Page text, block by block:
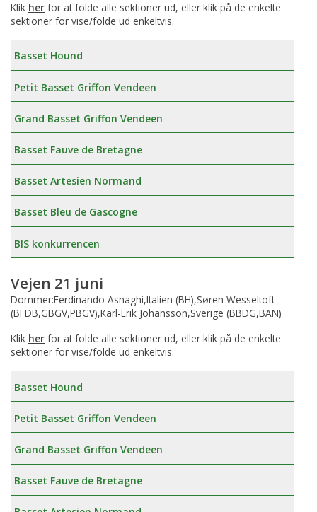
Klik her for at folde alle sektioner ud, eller klik på de enkelte
sektioner for vise/folde ud enkeltvis.
Basset Hound
Petit Basset Griffon Vendeen
Grand Basset Griffon Vendeen
Basset Fauve de Bretagne
Basset Artesien Normand
Basset Bleu de Gascogne
BIS konkurrencen
Vejen 21 juni
Dommer:Ferdinando Asnaghi,Italien (BH),Søren Wesseltoft
(BFDB,GBGV,PBGV),Karl-Erik Johansson,Sverige (BBDG,BAN)
Klik her for at folde alle sektioner ud, eller klik på de enkelte
sektioner for vise/folde ud enkeltvis.
Basset Hound
Petit Basset Griffon Vendeen
Grand Basset Griffon Vendeen
Basset Fauve de Bretagne